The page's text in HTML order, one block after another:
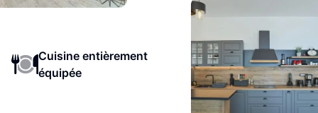
Cuisine entièrement
équipée